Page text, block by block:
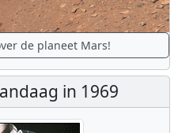
de planeet Mars!
in 1969